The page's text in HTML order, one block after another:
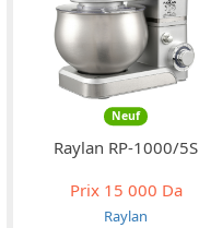
Neuf
Raylan RP-1000/5S
Prix15 000 Da
Raylan